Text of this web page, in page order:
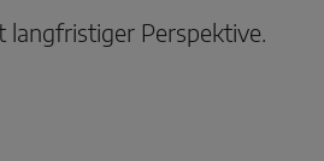
Perspektive.